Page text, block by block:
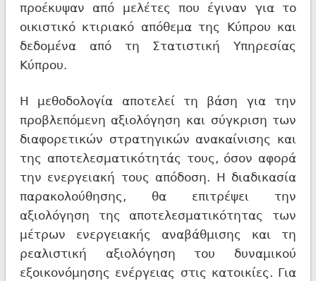
προέκυψαν από μελέτες που έγιναν για το
οικιστικό κτιριακό απόθεμα της Κύπρου και
δεδομένα από τη Στατιστική Υπηρεσίας
Κύπρου.
Η μεθοδολογία αποτελεί τη βάση για την
προβλεπόμενη αξιολόγηση και σύγκριση των
διαφορετικών στρατηγικών ανακαίνισης και
της αποτελεσματικότητάς τους, όσον αφορά
την ενεργειακή τους απόδοση. Η διαδικασία
παρακολούθησης, θα επιτρέψει την
αξιολόγηση της αποτελεσματικότητας των
μέτρων ενεργειακής αναβάθμισης και τη
ρεαλιστική αξιολόγηση του δυναμικού
εξοικονόμησης ενέργειας στις κατοικίες. Για